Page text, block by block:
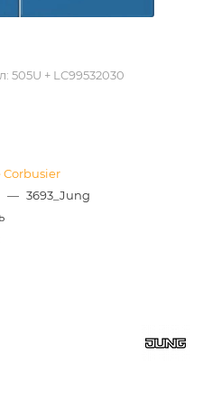
505U + LC99532030
Corbusier
— 3693_Jung